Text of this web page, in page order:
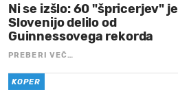
Ni se izšlo: 60 "špricerjev" je
Slovenijo delilo od
Guinnessovega rekorda
PREBERI VEČ…
KOPER